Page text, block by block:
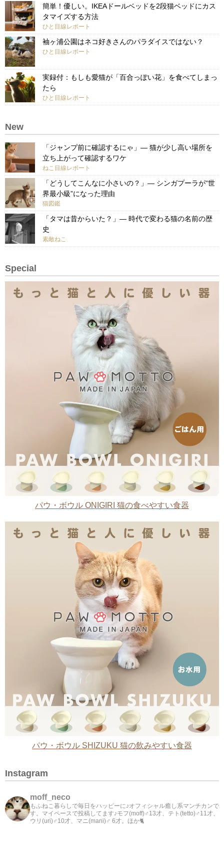
簡単！優しい。IKEAドールベッドを2段猫ベッドにカス
タマイズする方法
ひと目線レポート
袖ヶ浦公園はネコ好きさんのパラダイスではない？
ひと目線レポート
実録付：もしも愛猫が「百合っぽい花」を食べてしまっ
たら
ひと目線レポート
New
「ジャンプ前に確認するにゃ」— 猫が少し高い場所を
立ち上がって確認するワケ
ねこ目線レポート
「どうしてこんなに小さいの？」— シンガプーラが“世
界最小級”になった理由
猫図鑑
「タマは昔からいた？」— 時代で変わる猫の名前の歴
史
素敵ねこ
Special
パウ・ボウル ONIGIRI 猫の食べやすい食器
パウ・ボウル SHIZUKU 猫の飲みやすい食器
Instagram
moff_neco
もふねこ暮らしで毎日をハッピーに♪オフィシャル癒し系マンチカンで
す。マイペースで投稿してます♪モフ(moff)♂13才、テト(tetto)♂11才、
ウリ(uri)♂10才、マニ(mani)♂ 6才。ほか🐈